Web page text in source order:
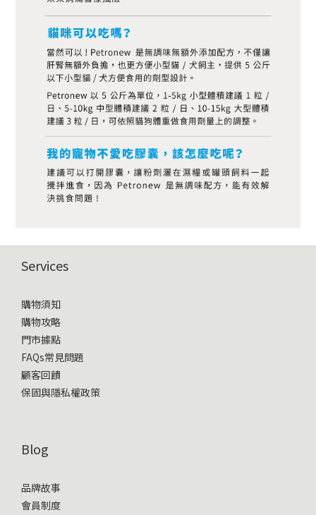
Services
購物須知
購物攻略
門市據點
FAQs常見問題
顧客回饋
保固與隱私權政策
Blog
品牌故事
會員制度